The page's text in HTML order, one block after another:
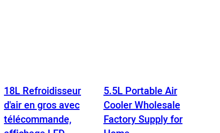
18L Refroidisseur
d'air en gros avec
télécommande,
5.5L Portable Air
Cooler Wholesale
Factory Supply for